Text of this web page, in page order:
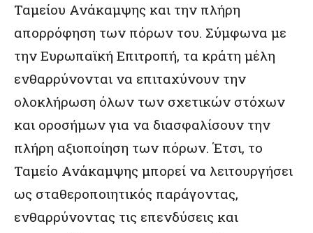
Ταμείου Ανάκαμψης και την πλήρη
απορρόφηση των πόρων του. Σύμφωνα με
την Ευρωπαϊκή Επιτροπή, τα κράτη μέλη
ενθαρρύνονται να επιταχύνουν την
ολοκλήρωση όλων των σχετικών στόχων
και οροσήμων για να διασφαλίσουν την
πλήρη αξιοποίηση των πόρων. Έτσι, το
Ταμείο Ανάκαμψης μπορεί να λειτουργήσει
ως σταθεροποιητικός παράγοντας,
ενθαρρύνοντας τις επενδύσεις και